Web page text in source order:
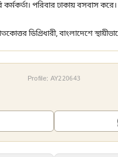
কর্মকর্তা। পরিবার ঢাকায় বসবাস করে।
ডিগ্রিধারী, বাংলাদেশে
Profile: AY220643